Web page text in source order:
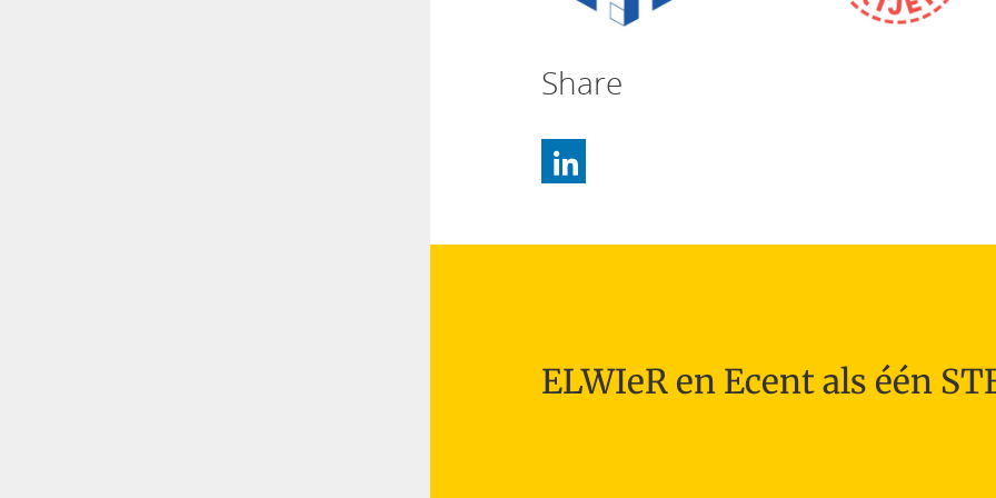
Share
ELWIeR en Ecent als één